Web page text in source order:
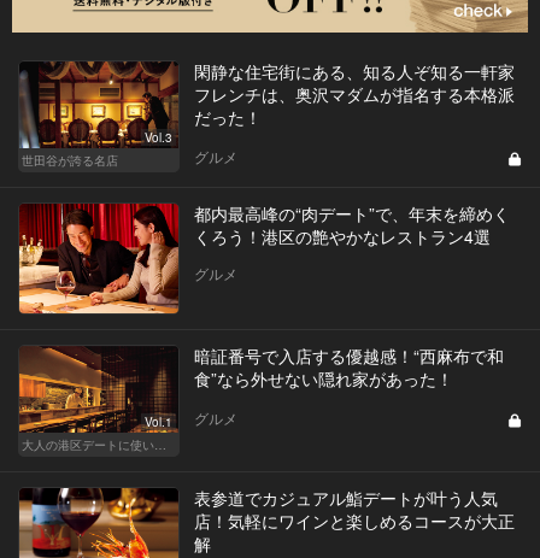
Vol.3
世田谷が誇る名店
閑静な住宅街にある、知る人ぞ知る一軒家
フレンチは、奥沢マダムが指名する本格派
だった！
グルメ
都内最高峰の“肉デート”で、年末を締めく
くろう！港区の艶やかなレストラン4選
グルメ
Vol.1
大人の港区デートに使いたい、秘密の隠れ家
暗証番号で入店する優越感！“西麻布で和
食”なら外せない隠れ家があった！
グルメ
表参道でカジュアル鮨デートが叶う人気
店！気軽にワインと楽しめるコースが大正
解